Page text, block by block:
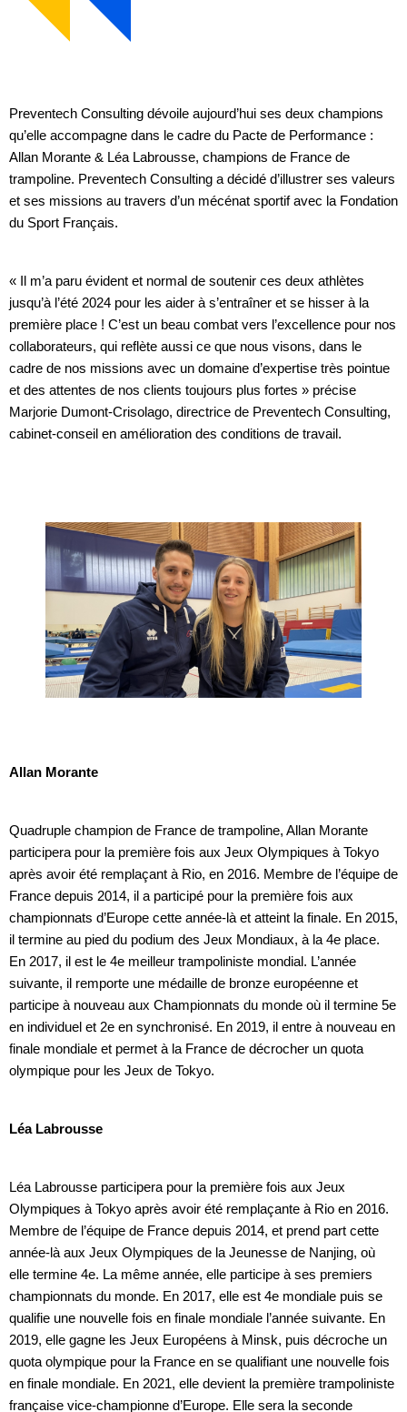
Preventech Consulting dévoile aujourd’hui ses deux champions
qu’elle accompagne dans le cadre du Pacte de Performance :
Allan Morante & Léa Labrousse, champions de France de
trampoline. Preventech Consulting a décidé d’illustrer ses valeurs
et ses missions au travers d’un mécénat sportif avec la Fondation
du Sport Français.
« Il m’a paru évident et normal de soutenir ces deux athlètes
jusqu’à l’été 2024 pour les aider à s’entraîner et se hisser à la
première place ! C’est un beau combat vers l’excellence pour nos
collaborateurs, qui reflète aussi ce que nous visons, dans le
cadre de nos missions avec un domaine d’expertise très pointue
et des attentes de nos clients toujours plus fortes » précise
Marjorie Dumont-Crisolago, directrice de Preventech Consulting,
cabinet-conseil en amélioration des conditions de travail.
Allan Morante
Quadruple champion de France de trampoline, Allan Morante
participera pour la première fois aux Jeux Olympiques à Tokyo
après avoir été remplaçant à Rio, en 2016. Membre de l’équipe de
France depuis 2014, il a participé pour la première fois aux
championnats d’Europe cette année-là et atteint la finale. En 2015,
il termine au pied du podium des Jeux Mondiaux, à la 4e place.
En 2017, il est le 4e meilleur trampoliniste mondial. L’année
suivante, il remporte une médaille de bronze européenne et
participe à nouveau aux Championnats du monde où il termine 5e
en individuel et 2e en synchronisé. En 2019, il entre à nouveau en
finale mondiale et permet à la France de décrocher un quota
olympique pour les Jeux de Tokyo.
Léa Labrousse
Léa Labrousse participera pour la première fois aux Jeux
Olympiques à Tokyo après avoir été remplaçante à Rio en 2016.
Membre de l’équipe de France depuis 2014, et prend part cette
année-là aux Jeux Olympiques de la Jeunesse de Nanjing, où
elle termine 4e. La même année, elle participe à ses premiers
championnats du monde. En 2017, elle est 4e mondiale puis se
qualifie une nouvelle fois en finale mondiale l’année suivante. En
2019, elle gagne les Jeux Européens à Minsk, puis décroche un
quota olympique pour la France en se qualifiant une nouvelle fois
en finale mondiale. En 2021, elle devient la première trampoliniste
française vice-championne d’Europe. Elle sera la seconde